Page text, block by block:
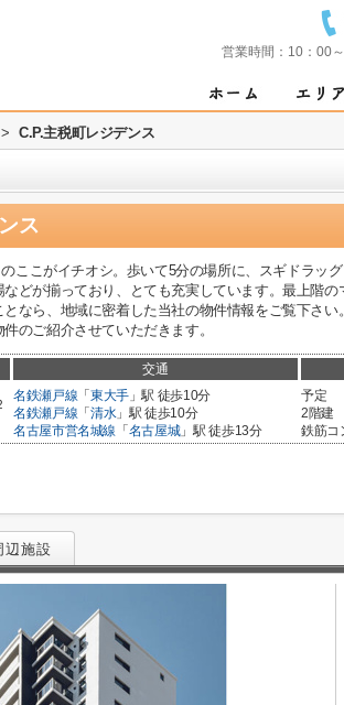
営業時間： 10：00
> C.P.主税町レジデンス
ス
のここがイチオシ。歩いて5分の場所に、スギドラッ
どが揃っており、とても充実しています。最上階
なら、地域に密着した当社の物件情報をご覧下さ
のご紹介させていただきます。
交通
名鉄瀬戸線 「 東大手」駅 徒歩10分
名鉄瀬戸線 「 清水」駅 徒歩10分
名古屋市営名城線 「 名古屋城」駅 徒歩13分
予定
2階建
鉄筋コ
辺施設